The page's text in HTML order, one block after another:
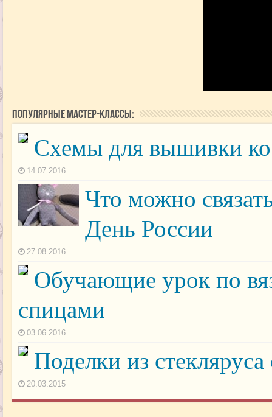
Популярные мастер-классы:
Схемы для вышивки
14.07.2016
Что можно
День России
27.08.2016
Обучающие урок по
спицами
03.06.2016
Поделки из
20.03.2015